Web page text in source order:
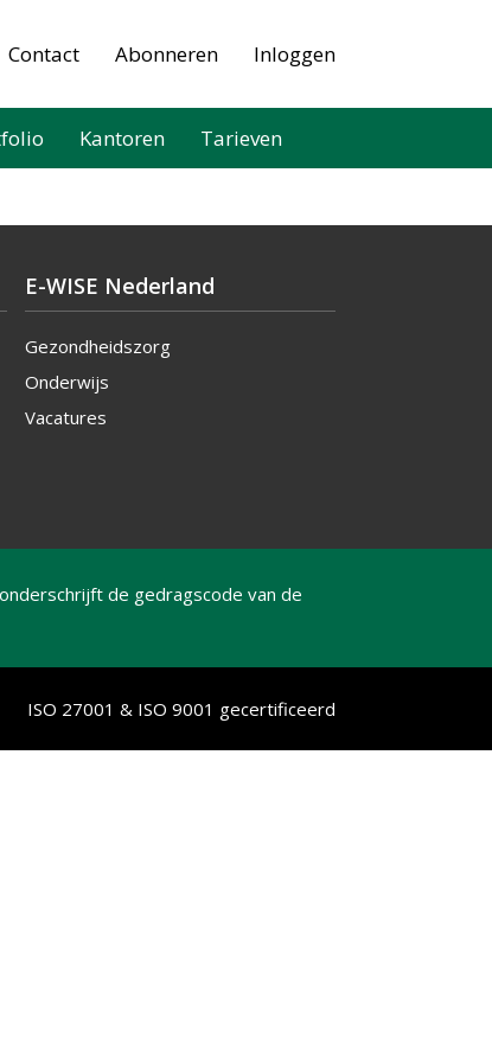
Contact Abonneren Inloggen
Kantoren Tarieven
E-WISE Nederland
Gezondheidszorg
Onderwijs
Vacatures
de gedragscode van de
ISO 27001 & ISO 9001 gecertificeerd